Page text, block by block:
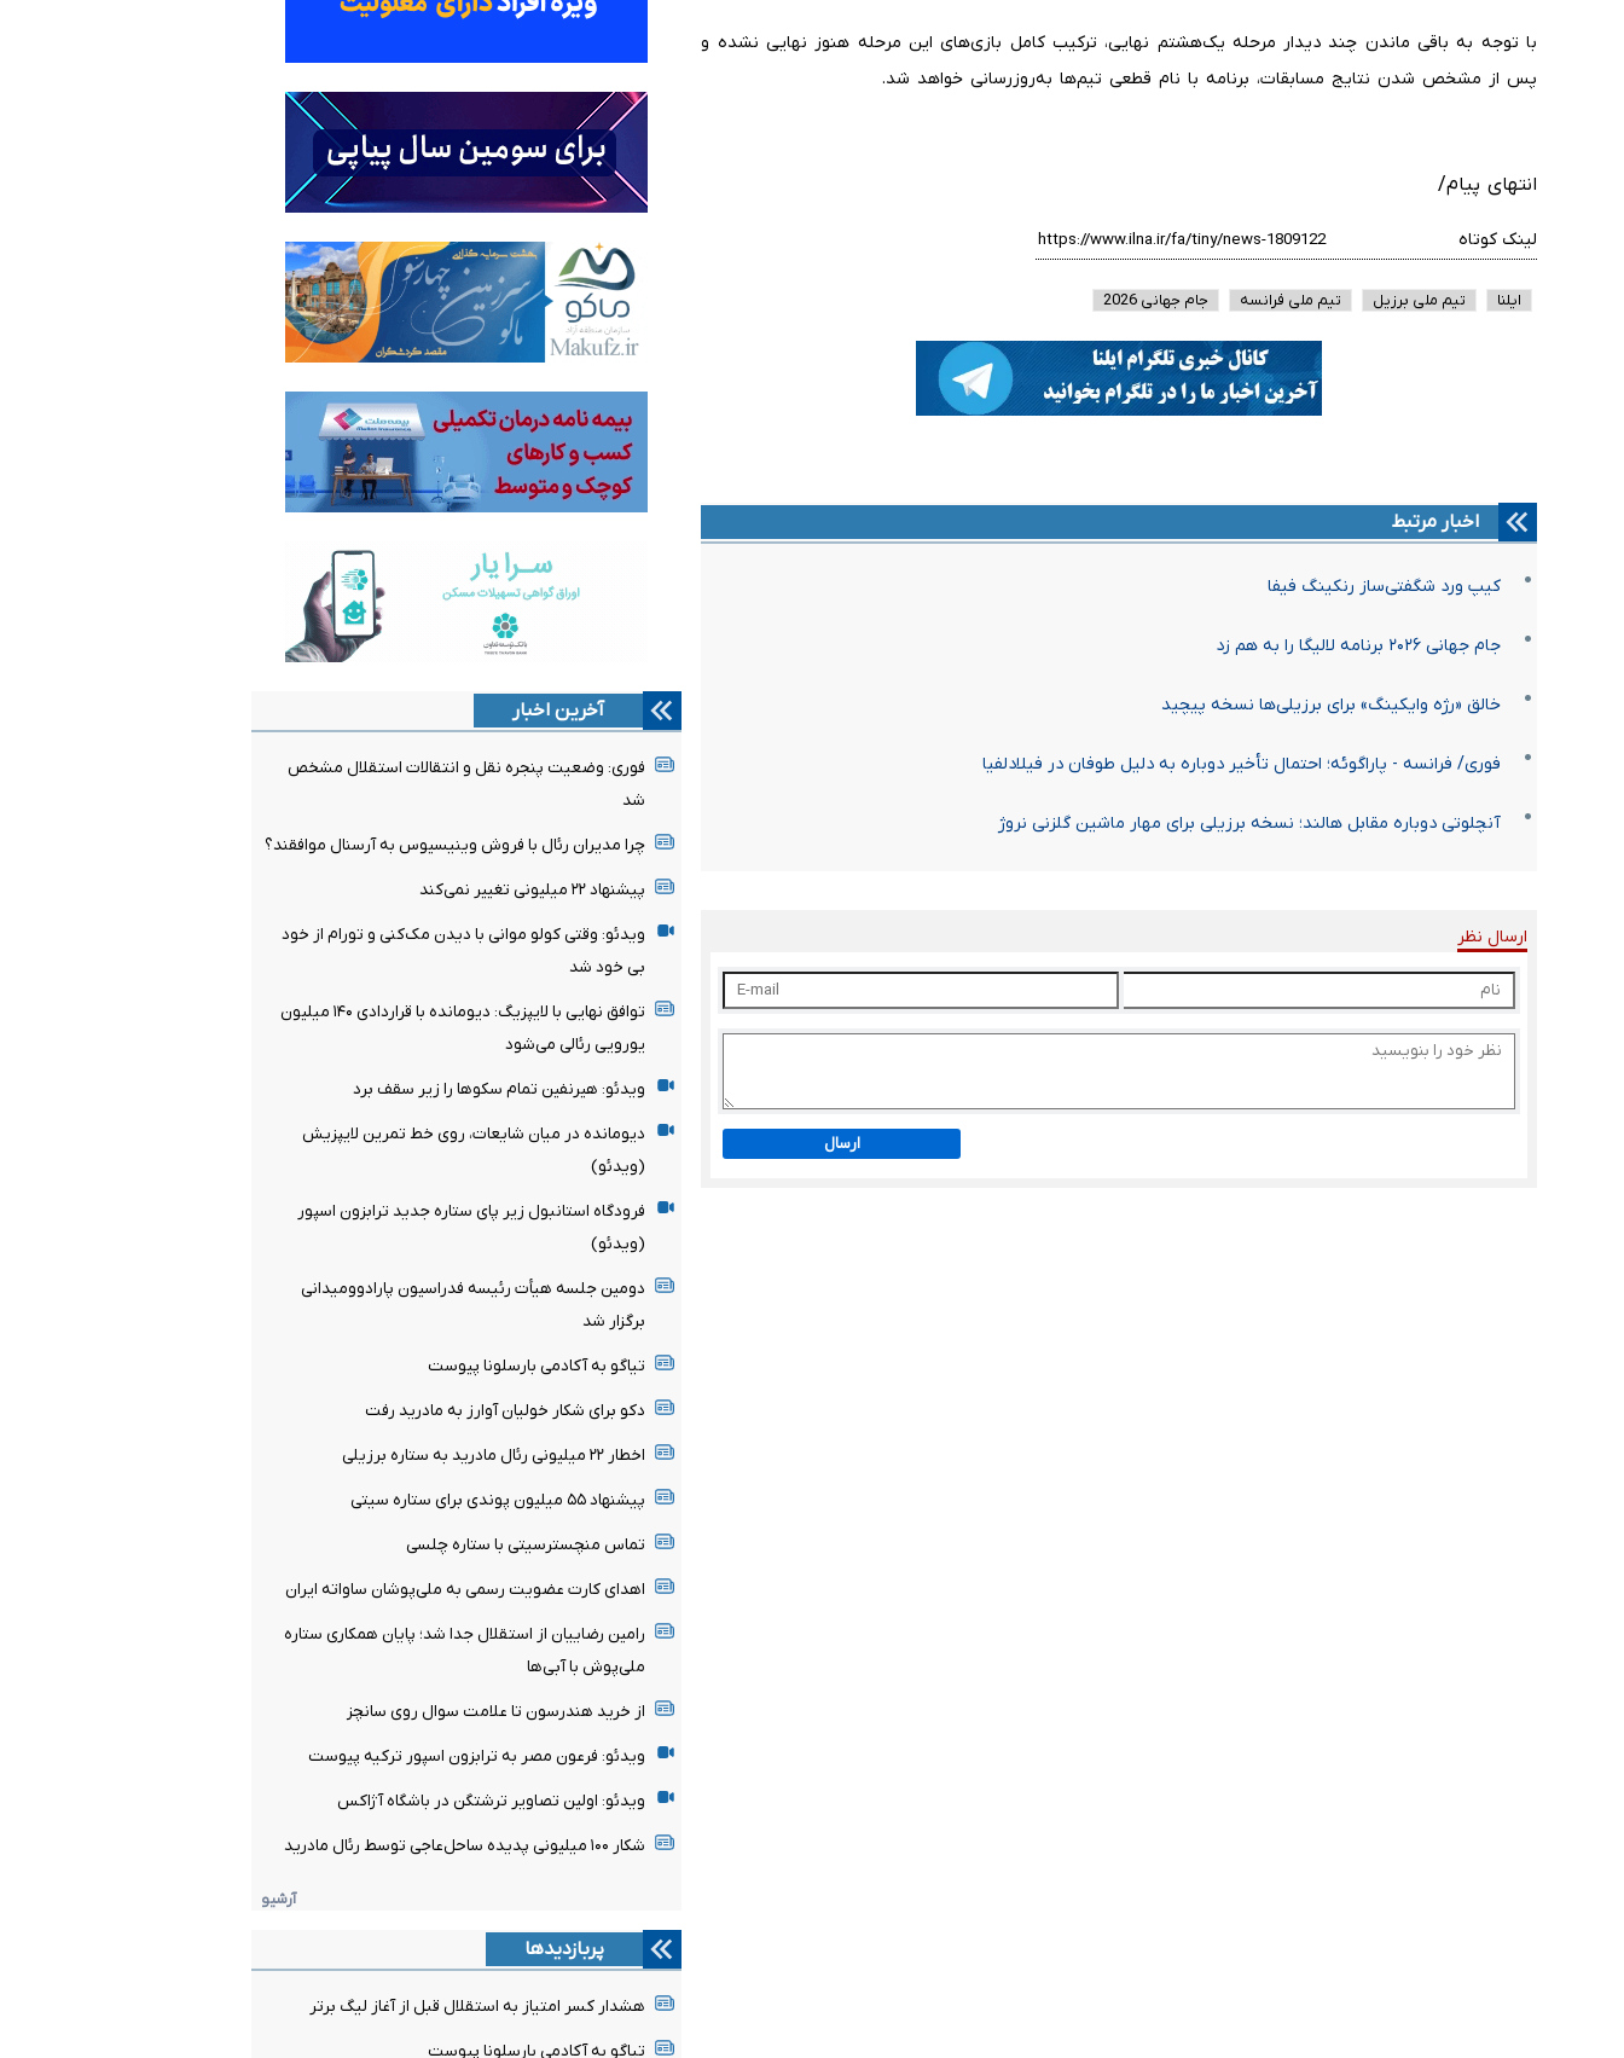
با توجه به باقی ماندن چند دیدار مرحله یک‌هشتم نهایی، ترکیب کامل بازی‌های این مرحله هنوز نهایی نشده و
پس از مشخص شدن نتایج مسابقات، برنامه با نام قطعی تیم‌ها به‌روزرسانی خواهد شد.
انتهای پیام/
لینک کوتاه
ایلنا تیم ملی برزیل تیم ملی فرانسه جام جهانی 2026
اخبار مرتبط
کیپ ورد شگفتی‌ساز رنکینگ فیفا
جام جهانی ۲۰۲۶ برنامه لالیگا را به هم زد
خالق «رژه وایکینگ» برای برزیلی‌ها نسخه پیچید
فوری/ فرانسه - پاراگوئه؛ احتمال تأخیر دوباره به دلیل طوفان در فیلادلفیا
آنچلوتی دوباره مقابل هالند؛ نسخه برزیلی برای مهار ماشین گلزنی نروژ
ارسال نظر
ارسال
آخرین اخبار
فوری: وضعیت پنجره نقل و انتقالات استقلال مشخص
شد
چرا مدیران رئال با فروش وینیسیوس به آرسنال موافقند؟
پیشنهاد ۲۲ میلیونی تغییر نمی‌کند
ویدئو: وقتی کولو موانی با دیدن مک‌کنی و تورام از خود
بی خود شد
توافق نهایی با لایپزیگ: دیومانده با قراردادی ۱۴۰ میلیون
یورویی رئالی می‌شود
ویدئو: هیرنفین تمام سکوها را زیر سقف برد
دیومانده در میان شایعات، روی خط تمرین لایپزیش
(ویدئو)
فرودگاه استانبول زیر پای ستاره جدید ترابزون اسپور
(ویدئو)
دومین جلسه هیأت رئیسه فدراسیون پارادوومیدانی
برگزار شد
تیاگو به آکادمی بارسلونا پیوست
دکو برای شکار خولیان آوارز به مادرید رفت
اخطار ۲۲ میلیونی رئال مادرید به ستاره برزیلی
پیشنهاد ۵۵ میلیون پوندی برای ستاره سیتی
تماس منچسترسیتی با ستاره چلسی
اهدای کارت عضویت رسمی به ملی‌پوشان ساواته ایران
رامین رضاییان از استقلال جدا شد؛ پایان همکاری ستاره
ملی‌پوش با آبی‌ها
از خرید هندرسون تا علامت سوال روی سانچز
ویدئو: فرعون مصر به ترابزون اسپور ترکیه پیوست
ویدئو: اولین تصاویر ترشتگن در باشگاه آژاکس
شکار ۱۰۰ میلیونی پدیده ساحل‌عاجی توسط رئال مادرید
آرشیو
پربازدیدها
هشدار کسر امتیاز به استقلال قبل از آغاز لیگ برتر
تیاگو به آکادمی بارسلونا پیوست